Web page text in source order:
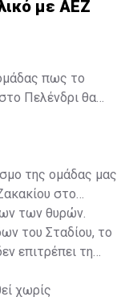
με ΑΕΖ
πως το
Πελένδρι θα
της ομάδας μας
στο
των θυρών.
του Σταδίου, το
επιτρέπει τη
χωρίς